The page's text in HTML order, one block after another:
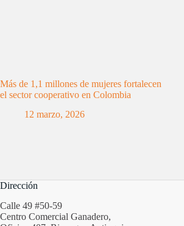
Más de 1,1 millones de mujeres fortalecen
el sector cooperativo en Colombia
12 marzo, 2026
Dirección
Calle 49 #50-59
Centro Comercial Ganadero,